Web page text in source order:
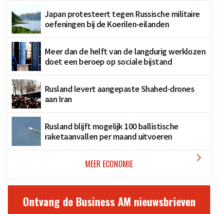
Japan protesteert tegen Russische militaire
oefeningen bij de Koerilen-eilanden
Meer dan de helft van de langdurig werklozen
doet een beroep op sociale bijstand
Rusland levert aangepaste Shahed-drones
aan Iran
Rusland blijft mogelijk 100 ballistische
raketaanvallen per maand uitvoeren
MEER ECONOMIE 
Ontvang de Business AM nieuwsbrieven